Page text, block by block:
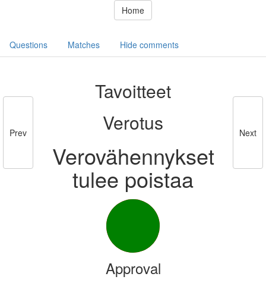
Home
Questions Matches Hide comments
Prev
Tavoitteet
Verotus
Verovähennykset
tulee poistaa
Next
Approval